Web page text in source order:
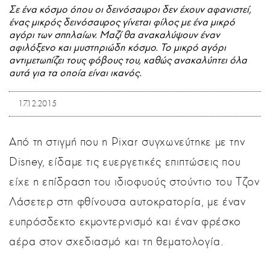
Σε ένα κόσμο όπου οι δεινόσαυροι δεν έχουν αφανιστεί,
ένας μικρός δεινόσαυρος γίνεται φίλος με ένα μικρό
αγόρι των σπηλαίων. Μαζί θα ανακαλύψουν έναν
αφιλόξενο και μυστηριώδη κόσμο. Το μικρό αγόρι
αντιμετωπίζει τους φόβους του, καθώς ανακαλύπτει όλα
αυτά για τα οποία είναι ικανός.
17.12.2015
Από τη στιγμή που η Pixar συγχωνεύτηκε με την
Disney, είδαμε τις ευεργετικές επιπτώσεις που
είχε η επίδραση του ιδιοφυούς στούντιο του Τζον
Λάσετερ στη φθίνουσα αυτοκρατορία, με έναν
ευπρόσδεκτο εκμοντερνισμό και έναν φρέσκο
αέρα στον σχεδιασμό και τη θεματολογία.